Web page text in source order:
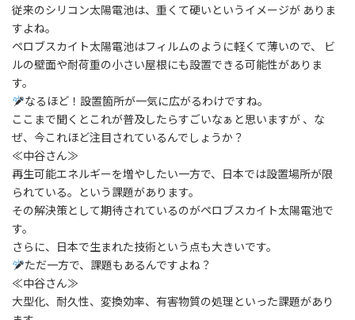
従来のシリコン太陽電池は、重くて硬いというイメージが ありま
すよね。
ペロブスカイト太陽電池はフィルムのように軽くて薄いので、 ビ
ルの壁面や耐荷重の小さい屋根にも設置できる可能性がありま
す。
なるほど！設置箇所が一気に広がるわけですね。
ここまで聞くとこれが普及したらすごいなぁと思いますが 、な
ぜ、今これほど注目されているんでしょうか？
≪中谷さん≫
再生可能エネルギーを増やしたい一方で、日本では設置場所が限
られている。という課題があります。
その解決策として期待されているのがペロブスカイト太陽電池で
す。
さらに、日本で生まれた技術という点も大きいです。
ただ一方で、課題もあるんですよね？
≪中谷さん≫
大型化、耐久性、変換効率、有害物質の処理といった課題があり